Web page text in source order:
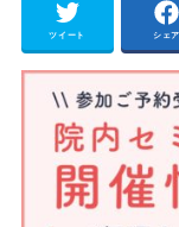
ツイート シェア